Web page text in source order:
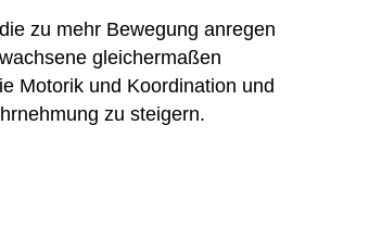
zu mehr Bewegung anregen
gleichermaßen
Motorik und Koordination und
zu steigern.